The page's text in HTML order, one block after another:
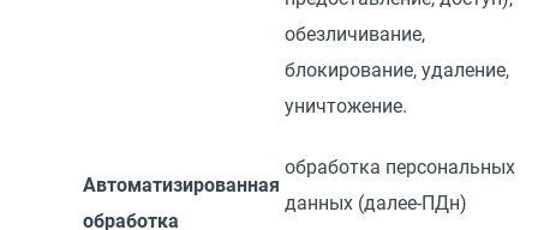
обезличивание,
блокирование, удаление,
уничтожение.
Автоматизированная
обработка
обработка персональных
данных (далее-ПДн)